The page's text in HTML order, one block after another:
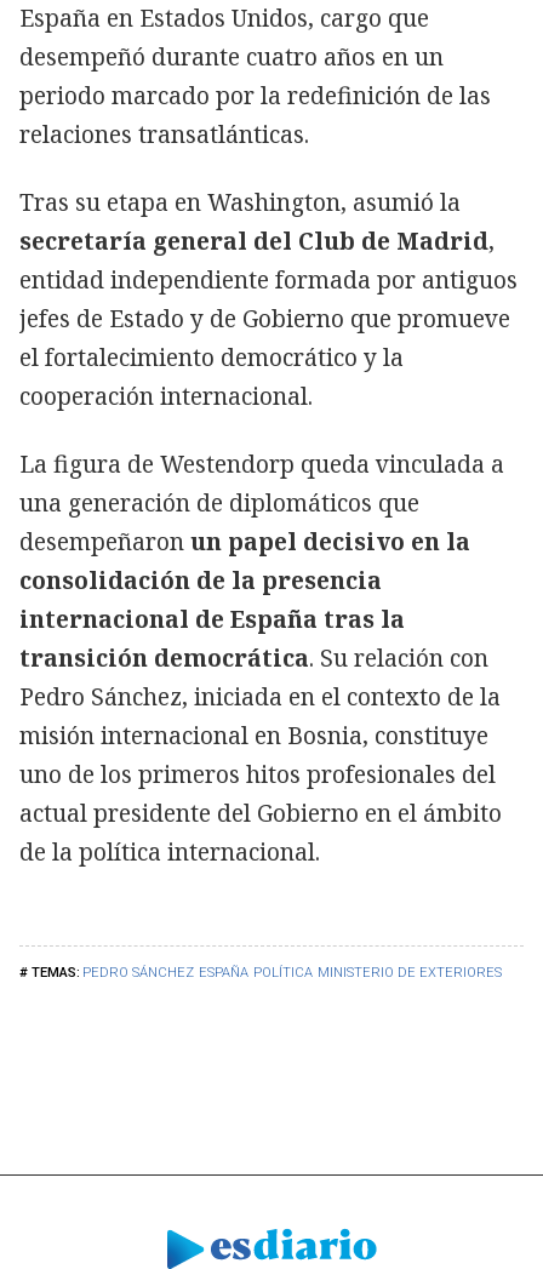
PEDRO SÁNCHEZ ESPAÑA POLÍTICA MINISTERIO DE EXTERIORES
España en Estados Unidos, cargo que
desempeñó durante cuatro años en un
periodo marcado por la redefinición de las
relaciones transatlánticas.
Tras su etapa en Washington, asumió la
secretaría general del Club de Madrid,
entidad independiente formada por antiguos
jefes de Estado y de Gobierno que promueve
el fortalecimiento democrático y la
cooperación internacional.
La figura de Westendorp queda vinculada a
una generación de diplomáticos que
desempeñaronun papel decisivo en la
consolidación de la presencia
internacional de España tras la
transición democrática. Su relación con
Pedro Sánchez, iniciada en el contexto de la
misión internacional en Bosnia, constituye
uno de los primeros hitos profesionales del
actual presidente del Gobierno en el ámbito
de la política internacional.